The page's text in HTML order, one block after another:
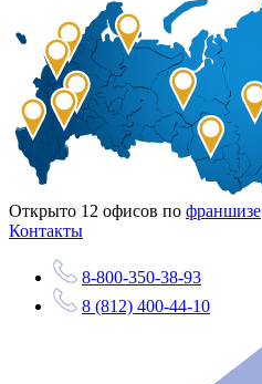
Открыто 12 офисов по франшизе
Контакты
8-800-350-38-93
8 (812) 400-44-10